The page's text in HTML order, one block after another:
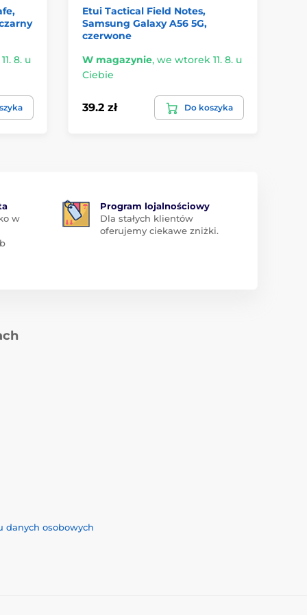
8. u
Etui Tactical Field Notes,
Samsung Galaxy A56 5G,
czerwone
W magazynie, we wtorek 11. 8. u
Ciebie
39.2 zł Do koszyka
w
Program lojalnościowy
Dla stałych klientów
oferujemy ciekawe zniżki.
danych osobowych